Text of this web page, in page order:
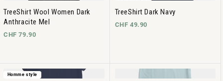
TreeShirt Wool Women Dark
Anthracite Mel
CHF 79.90
TreeShirt Dark Navy
CHF 49.90
Homme style